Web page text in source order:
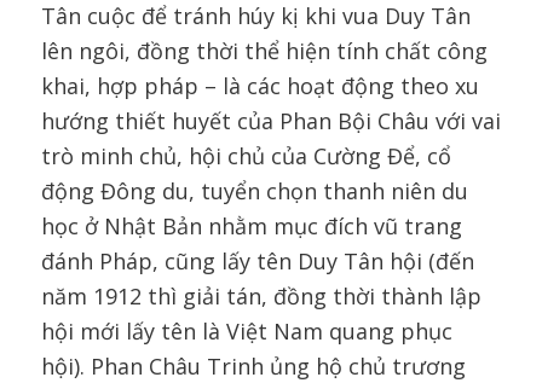
Tân cuộc để tránh húy kị khi vua Duy Tân
lên ngôi, đồng thời thể hiện tính chất công
khai, hợp pháp – là các hoạt động theo xu
hướng thiết huyết của Phan Bội Châu với vai
trò minh chủ, hội chủ của Cường Để, cổ
động Đông du, tuyển chọn thanh niên du
học ở Nhật Bản nhằm mục đích vũ trang
đánh Pháp, cũng lấy tên Duy Tân hội (đến
năm 1912 thì giải tán, đồng thời thành lập
hội mới lấy tên là Việt Nam quang phục
hội). Phan Châu Trinh ủng hộ chủ trương